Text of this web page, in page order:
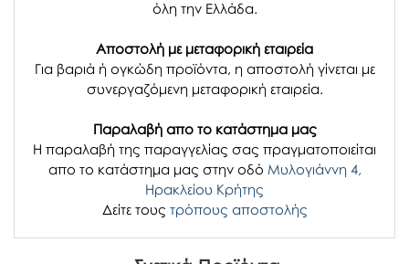
όλη την Ελλάδα.
Αποστολή με μεταφορική εταιρεία
Για βαριά ή ογκώδη προϊόντα, η αποστολή γίνεται με
συνεργαζόμενη μεταφορική εταιρεία.
Παραλαβή απο το κατάστημα μας
H παραλαβή της παραγγελίας σας πραγματοποιείται
απο το κατάστημα μας στην οδό Μυλογιάννη 4,
Ηρακλείου Κρήτης
Δείτε τους τρόπους αποστολής